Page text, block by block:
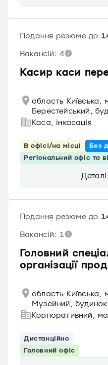
Касир каси
Подання резюме до
Вакансій: 4
область Київська,
Берестейський,
Каса, інкасація
В офісі/на місці
Без
Регіональний офіс та
Деталі
Головний
організації
Подання резюме до
Вакансій: 1
область Київська,
Музейний,
Корпоративний,
Дистанційно
Головний офіс